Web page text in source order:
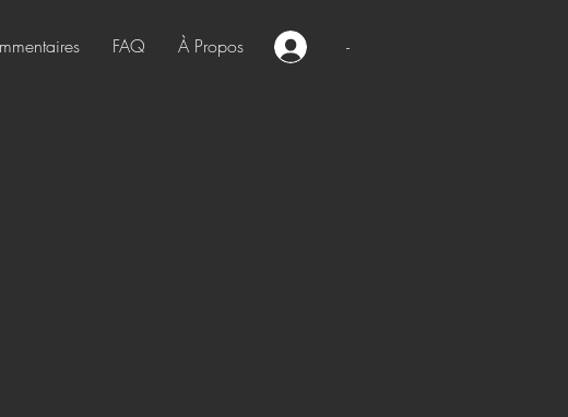
FAQ À Propos -